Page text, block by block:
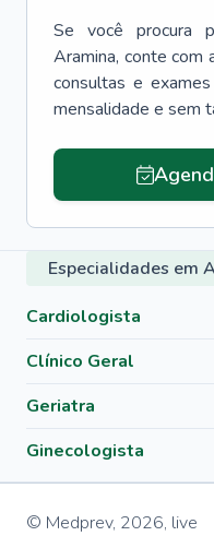
Se você procura
Aramina, conte com
consultas e
mensalidade e sem
Especialidades em
Cardiologista
Clínico Geral
Geriatra
Ginecologista
© Medprev, 2026, live